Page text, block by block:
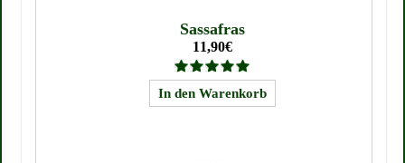
Sassafras
11,90€